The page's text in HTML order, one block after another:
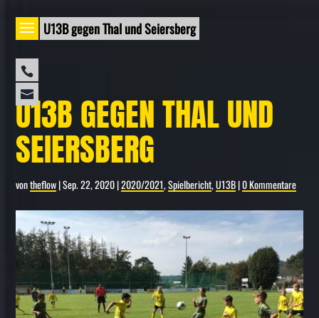
U13B gegen Thal und Seiersberg
0664
581
648
-
Gerhard
Kepplinger
info@lahoe-
youngsters.at
U13B GEGEN THAL UND
SEIERSBERG
vontheflow|Sep. 22, 2020|2020/2021,Spielbericht,U13B|0 Kommentare